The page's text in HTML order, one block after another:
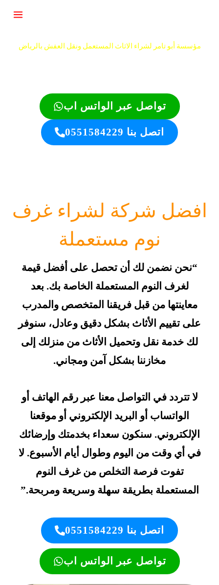
مؤسسة أبو تامر لشراء الاثاث المستعمل ونقل العفش بالرياض
تواصل عبر الواتس اب
اتصل بنا 0551584229
افضل شركة لشراء غرف
نوم مستعملة
“نحن نضمن لك أن تحصل على أفضل قيمة
لغرف النوم المستعملة الخاصة بك. بعد
معاينتها من قبل فريقنا المتخصص والمدرب
على تقييم الأثاث بشكل دقيق وعادل، سنوفر
لك خدمة نقل وتحميل الأثاث من منزلك إلى
مخازننا بشكل آمن ومجاني.
لا تتردد في التواصل معنا عبر رقم الهاتف أو
الواتساب أو البريد الإلكتروني أو موقعنا
الإلكتروني. سنكون سعداء بخدمتك وإرضائك
في أي وقت من اليوم وطوال أيام الأسبوع. لا
تفوت فرصة التخلص من غرف النوم
المستعملة بطريقة سهلة وسريعة ومربحة.”
اتصل بنا 0551584229
تواصل عبر الواتس اب